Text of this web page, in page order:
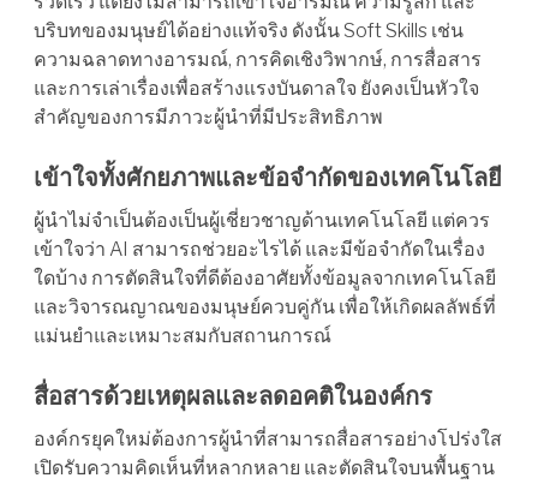
บริบทของมนุษย์ได้อย่างแท้จริง ดังนั้น Soft Skills เช่น
ความฉลาดทางอารมณ์, การคิดเชิงวิพากษ์, การสื่อสาร
และการเล่าเรื่องเพื่อสร้างแรงบันดาลใจ ยังคงเป็นหัวใจ
สำคัญของการมีภาวะผู้นำที่มีประสิทธิภาพ
เข้าใจทั้งศักยภาพและข้อจำกัดของเทคโนโลยี
ผู้นำไม่จำเป็นต้องเป็นผู้เชี่ยวชาญด้านเทคโนโลยี แต่ควร
เข้าใจว่า AI สามารถช่วยอะไรได้ และมีข้อจำกัดในเรื่อง
ใดบ้าง การตัดสินใจที่ดีต้องอาศัยทั้งข้อมูลจากเทคโนโลยี
และวิจารณญาณของมนุษย์ควบคู่กัน เพื่อให้เกิดผลลัพธ์ที่
แม่นยำและเหมาะสมกับสถานการณ์
สื่อสารด้วยเหตุผลและลดอคติในองค์กร
องค์กรยุคใหม่ต้องการผู้นำที่สามารถสื่อสารอย่างโปร่งใส
เปิดรับความคิดเห็นที่หลากหลาย และตัดสินใจบนพื้นฐาน